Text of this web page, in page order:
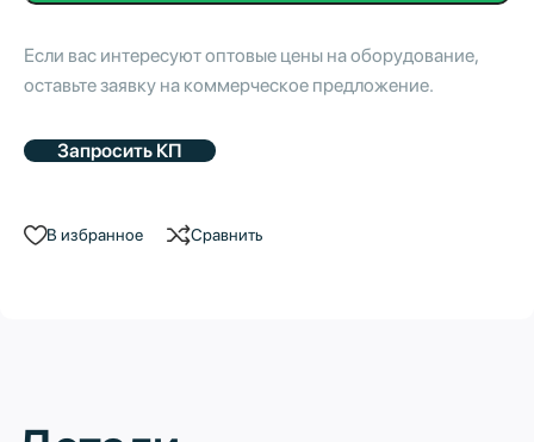
Если вас интересуют оптовые цены на оборудование,
оставьте заявку на коммерческое предложение.
Запросить КП
В избранное Сравнить